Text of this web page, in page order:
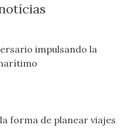
impulsando la
forma de planear viajes